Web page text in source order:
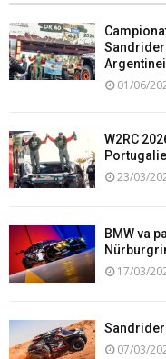
Argentinei
01/06/
W2RC
23/03/
BMW va
17/03/
07/03/